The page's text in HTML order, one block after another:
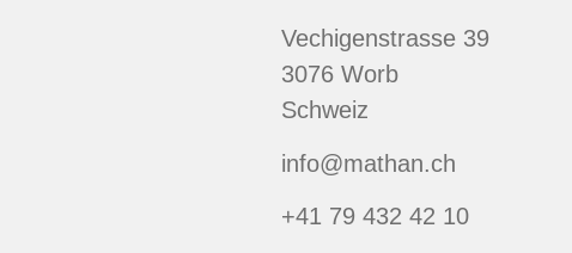
Vechigenstrasse 39
3076 Worb
Schweiz
info@mathan.ch
+41 79 432 42 10